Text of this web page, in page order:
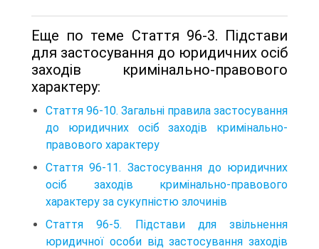
Еще по теме Стаття 96-3. Підстави
для застосування до юридичних осіб
заходів кримінально-правового
характеру:
Стаття 96-10. Загальні правила застосування
до юридичних осіб заходів кримінально-
правового характеру
Стаття 96-11. Застосування до юридичних
осіб заходів кримінально-правового
характеру за сукупністю злочинів
Стаття 96-5. Підстави для звільнення
юридичної особи від застосування заходів